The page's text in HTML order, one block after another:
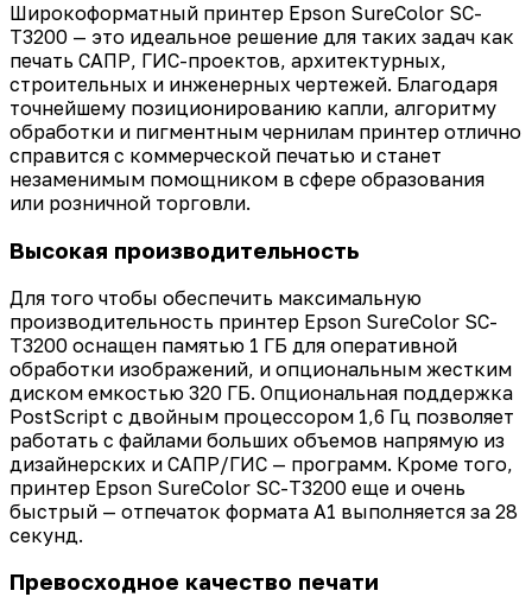
Широкоформатный принтер Epson SureColor SC-
T3200 — это идеальное решение для таких задач как
печать САПР, ГИС-проектов, архитектурных,
строительных и инженерных чертежей. Благодаря
точнейшему позиционированию капли, алгоритму
обработки и пигментным чернилам принтер отлично
справится с коммерческой печатью и станет
незаменимым помощником в сфере образования
или розничной торговли.
Высокая производительность
Для того чтобы обеспечить максимальную
производительность принтер Epson SureColor SC-
T3200 оснащен памятью 1 ГБ для оперативной
обработки изображений, и опциональным жестким
диском емкостью 320 ГБ. Опциональная поддержка
PostScript с двойным процессором 1,6 Гц позволяет
работать с файлами больших объемов напрямую из
дизайнерских и САПР/ГИС — программ. Кроме того,
принтер Epson SureColor SC-T3200 еще и очень
быстрый — отпечаток формата А1 выполняется за 28
секунд.
Превосходное качество печати